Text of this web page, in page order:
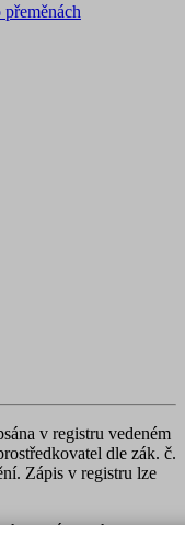
v registru vedeném
dle zák. č.
Zápis v registru lze
práva vyhrazena